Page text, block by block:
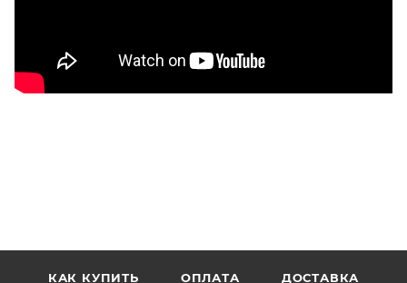
КАК КУПИТЬ ОПЛАТА ДОСТАВКА